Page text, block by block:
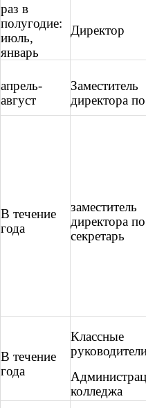
раз в
полугодие:
июль,
январь
Директор
апрель-
август
Заместитель
директора
В течение
года
заместитель
директора
секретарь
В течение
года
Классные
колледжа